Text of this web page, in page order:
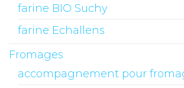
farine BIO Suchy
farine Echallens
Fromages
accompagnement pour